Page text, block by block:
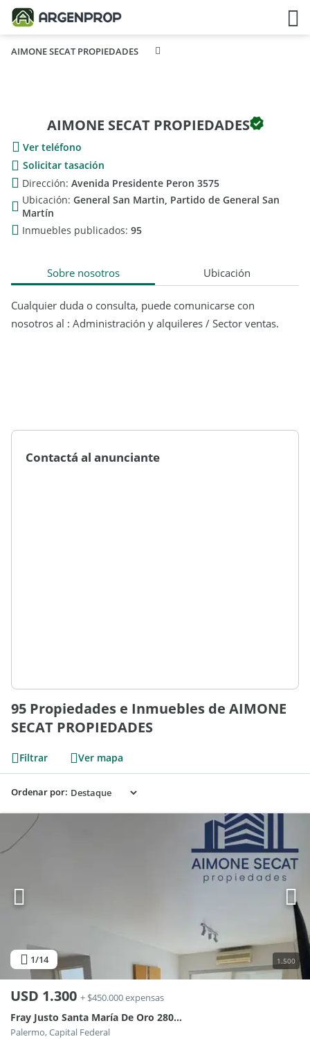
AIMONE SECAT PROPIEDADES
AIMONE SECAT PROPIEDADES
Ver teléfono
Solicitar tasación
Dirección: Avenida Presidente Peron 3575
Ubicación: General San Martin, Partido de General San
Martín
Inmuebles publicados: 95
Sobre nosotros Ubicación
Cualquier duda o consulta, puede comunicarse con
nosotros al : Administración y alquileres / Sector ventas.
Contactá al anunciante
95 Propiedades e Inmuebles de AIMONE
SECAT PROPIEDADES
Filtrar Ver mapa
Ordenar por:
1/14 1.500
USD 1.300 + $450.000 expensas
Fray Justo Santa María De Oro 2800, Piso 7
Palermo, Capital Federal